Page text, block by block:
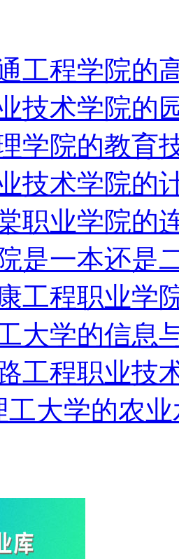
工程学院的
技术学院的
学院的教育
技术学院的
职业学院的
是一本还是
工程职业学
大学的信息
工程职业技
工大学的农